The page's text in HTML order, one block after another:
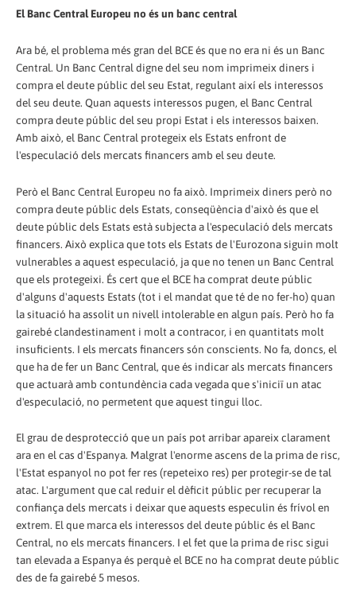
El Banc Central Europeu no és un banc central
Ara bé, el problema més gran del BCE és que no era ni és un Banc
Central. Un Banc Central digne del seu nom imprimeix diners i
compra el deute públic del seu Estat, regulant així els interessos
del seu deute. Quan aquests interessos pugen, el Banc Central
compra deute públic del seu propi Estat i els interessos baixen.
Amb això, el Banc Central protegeix els Estats enfront de
l'especulació dels mercats financers amb el seu deute.
Però el Banc Central Europeu no fa això. Imprimeix diners però no
compra deute públic dels Estats, conseqüència d'això és que el
deute públic dels Estats està subjecta a l'especulació dels mercats
financers. Això explica que tots els Estats de l'Eurozona siguin molt
vulnerables a aquest especulació, ja que no tenen un Banc Central
que els protegeixi. És cert que el BCE ha comprat deute públic
d'alguns d'aquests Estats (tot i el mandat que té de no fer-ho) quan
la situació ha assolit un nivell intolerable en algun país. Però ho fa
gairebé clandestinament i molt a contracor, i en quantitats molt
insuficients. I els mercats financers són conscients. No fa, doncs, el
que ha de fer un Banc Central, que és indicar als mercats financers
que actuarà amb contundència cada vegada que s'iniciï un atac
d'especulació, no permetent que aquest tingui lloc.
El grau de desprotecció que un país pot arribar apareix clarament
ara en el cas d'Espanya. Malgrat l'enorme ascens de la prima de risc,
l'Estat espanyol no pot fer res (repeteixo res) per protegir-se de tal
atac. L'argument que cal reduir el dèficit públic per recuperar la
confiança dels mercats i deixar que aquests especulin és frívol en
extrem. El que marca els interessos del deute públic és el Banc
Central, no els mercats financers. I el fet que la prima de risc sigui
tan elevada a Espanya és perquè el BCE no ha comprat deute públic
des de fa gairebé 5 mesos.